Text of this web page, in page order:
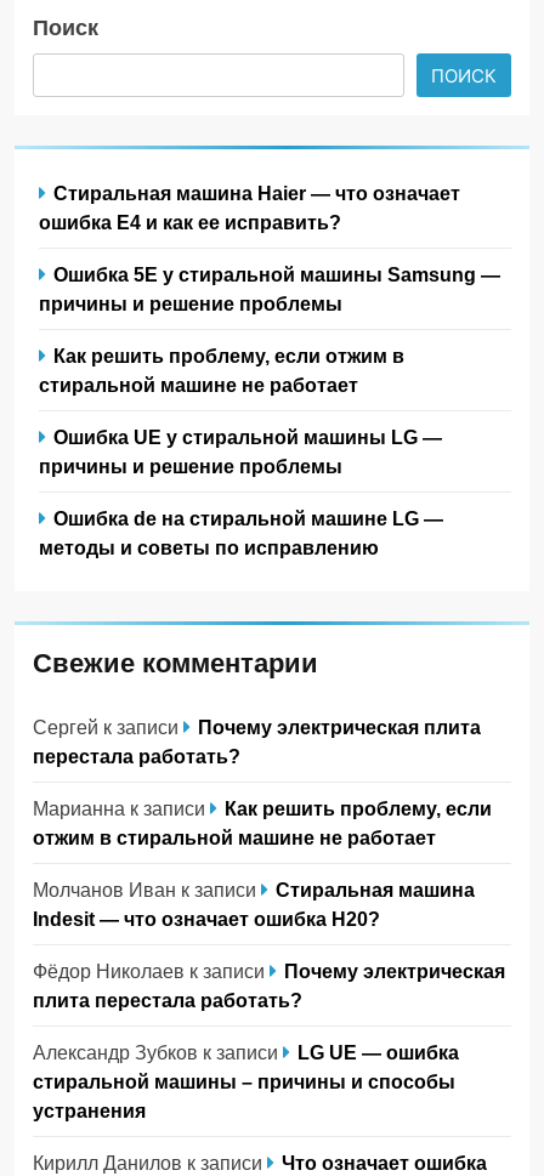
Поиск
ПОИСК
Стиральная машина Haier — что означает
ошибка E4 и как ее исправить?
Ошибка 5Е у стиральной машины Samsung —
причины и решение проблемы
Как решить проблему, если отжим в
стиральной машине не работает
Ошибка UE у стиральной машины LG —
причины и решение проблемы
Ошибка de на стиральной машине LG —
методы и советы по исправлению
Свежие комментарии
Сергей к записи
Почему электрическая плита
перестала работать?
Марианна к записи
Как решить проблему, если
отжим в стиральной машине не работает
Молчанов Иван к записи
Стиральная машина
Indesit — что означает ошибка H20?
Фёдор Николаев к записи
Почему электрическая
плита перестала работать?
Александр Зубков к записи
LG UE — ошибка
стиральной машины – причины и способы
устранения
Кирилл Данилов к записи
Что означает ошибка